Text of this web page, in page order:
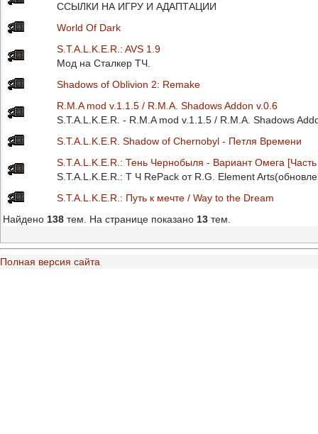
ССЫЛКИ НА ИГРУ И АДАПТАЦИИ
World Of Dark
S.T.A.L.K.E.R.: AVS 1.9
Мод на Сталкер ТЧ.
Shadows of Oblivion 2: Remake
R.M.A mod v.1.1.5 / R.M.A. Shadows Addon v.0.6
S.T.A.L.K.E.R. - R.M.A mod v.1.1.5 / R.M.A. Shadows
S.T.A.L.K.E.R. Shadow of Chernobyl - Петля Времени
S.T.A.L.K.E.R.: Тень Чернобыля - Вариант Омега
S.T.A.L.K.E.R.: Т Ч RePack от R.G. Element
S.T.A.L.K.E.R.: Путь к мечте / Way to the Dream
Найдено 138 тем. На странице показано 13 тем.
Полная версия сайта